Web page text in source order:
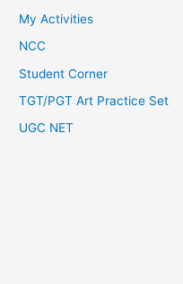
My Activities
NCC
Student Corner
TGT/PGT Art Practice Set
UGC NET